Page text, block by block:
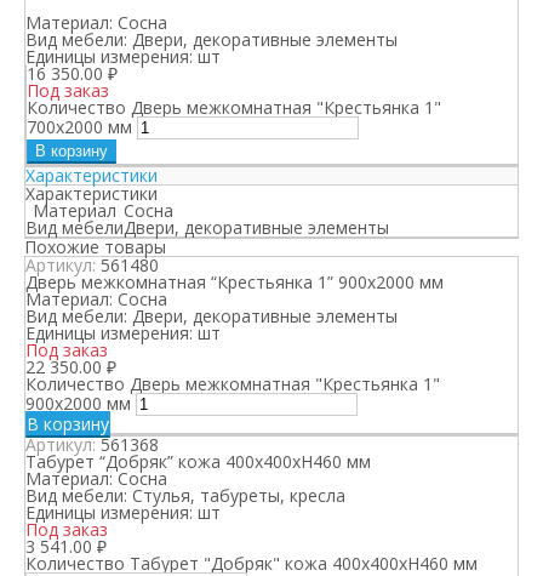
Материал: Сосна
Вид мебели: Двери, декоративные элементы
Единицы измерения:шт
16 350.00 ₽
Под заказ
Количество Дверь межкомнатная "Крестьянка 1"
700х2000 мм
В корзину
Характеристики
Характеристики
Материал Сосна
Вид мебелиДвери, декоративные элементы
Похожие товары
Артикул:561480
Дверь межкомнатная “Крестьянка 1” 900х2000 мм
Материал: Сосна
Вид мебели: Двери, декоративные элементы
Единицы измерения:шт
Под заказ
22 350.00 ₽
Количество Дверь межкомнатная "Крестьянка 1"
900х2000 мм
В корзину
Артикул:561368
Табурет “Добряк” кожа 400х400хН460 мм
Материал: Сосна
Вид мебели: Стулья, табуреты, кресла
Единицы измерения: шт
Под заказ
3 541.00 ₽
Количество Табурет "Добряк" кожа 400х400хН460 мм